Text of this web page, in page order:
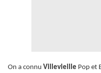
On a connu Villevieille Pop et